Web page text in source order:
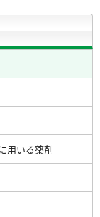
用いる薬剤